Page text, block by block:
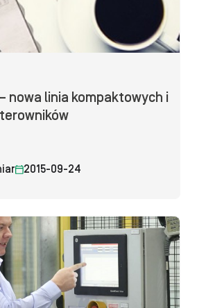
nowa linia kompaktowych i
2015-09-24